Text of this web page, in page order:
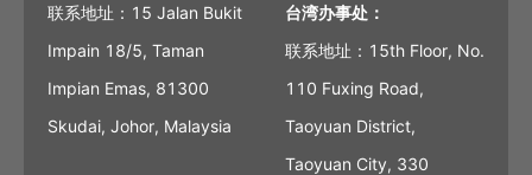
联系地址：15 Jalan Bukit
Impain 18/5, Taman
Impian Emas, 81300
Skudai, Johor, Malaysia
台湾办事处：
联系地址：15th Floor, No.
110 Fuxing Road,
Taoyuan District,
Taoyuan City, 330